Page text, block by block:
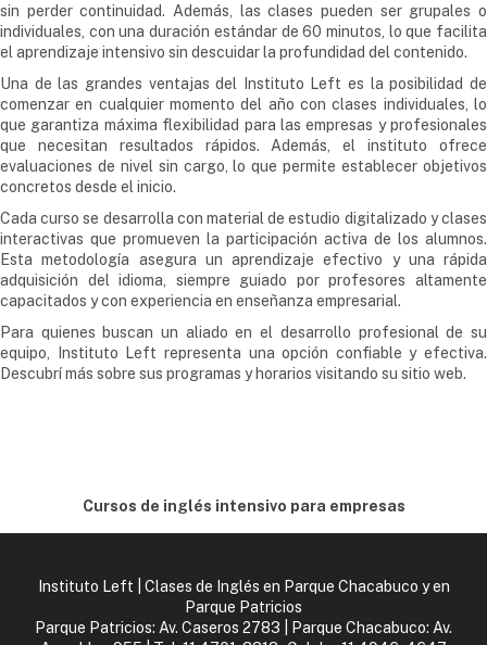
sin perder continuidad. Además, las clases pueden ser grupales o
individuales, con una duración estándar de 60 minutos, lo que facilita
el aprendizaje intensivo sin descuidar la profundidad del contenido.
Una de las grandes ventajas del Instituto Left es la posibilidad de
comenzar en cualquier momento del año con clases individuales, lo
que garantiza máxima flexibilidad para las empresas y profesionales
que necesitan resultados rápidos. Además, el instituto ofrece
evaluaciones de nivel sin cargo, lo que permite establecer objetivos
concretos desde el inicio.
Cada curso se desarrolla con material de estudio digitalizado y clases
interactivas que promueven la participación activa de los alumnos.
Esta metodología asegura un aprendizaje efectivo y una rápida
adquisición del idioma, siempre guiado por profesores altamente
capacitados y con experiencia en enseñanza empresarial.
Para quienes buscan un aliado en el desarrollo profesional de su
equipo, Instituto Left representa una opción confiable y efectiva.
Descubrí más sobre sus programas y horarios visitando su sitio web.
Cursos de inglés intensivo para empresas
Instituto Left | Clases de Inglés en Parque Chacabuco y en
Parque Patricios
Parque Patricios: Av. Caseros 2783 | Parque Chacabuco: Av.